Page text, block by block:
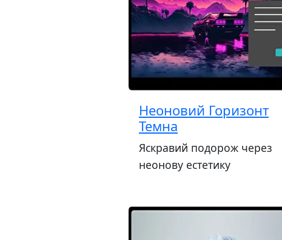
Неоновий Горизонт
Темна
Яскравий подорож через
неонову естетику